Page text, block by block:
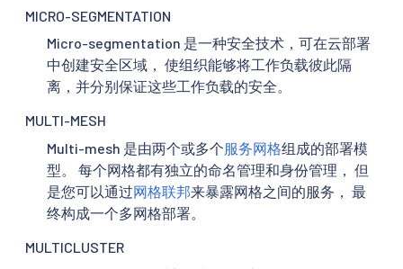
MICRO-SEGMENTATION
Micro-segmentation 是一种安全技术，可在云部署
中创建安全区域， 使组织能够将工作负载彼此隔
离，并分别保证这些工作负载的安全。
MULTI-MESH
Multi-mesh 是由两个或多个服务网格组成的部署模
型。 每个网格都有独立的命名管理和身份管理， 但
是您可以通过网格联邦来暴露网格之间的服务， 最
终构成一个多网格部署。
MULTICLUSTER